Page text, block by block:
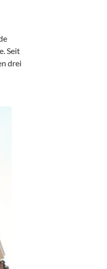
Seit
drei